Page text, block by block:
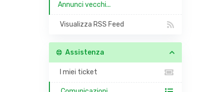
Annunci vecchi...
Visualizza RSS Feed
Assistenza
I miei ticket